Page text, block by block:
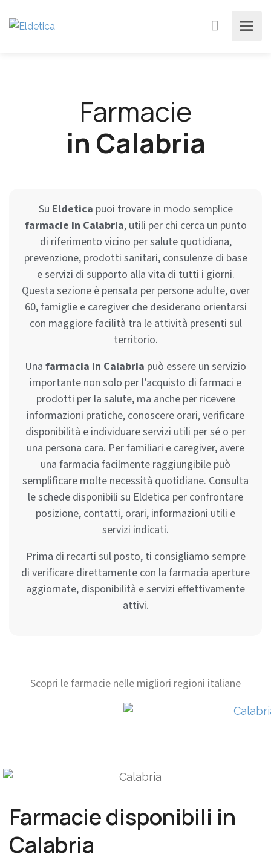
Farmacie
in Calabria
Su Eldetica puoi trovare in modo semplice
farmacie in Calabria, utili per chi cerca un punto
di riferimento vicino per salute quotidiana,
prevenzione, prodotti sanitari, consulenze di base
e servizi di supporto alla vita di tutti i giorni.
Questa sezione è pensata per persone adulte, over
60, famiglie e caregiver che desiderano orientarsi
con maggiore facilità tra le attività presenti sul
territorio.
Una farmacia in Calabria può essere un servizio
importante non solo per l’acquisto di farmaci e
prodotti per la salute, ma anche per ricevere
informazioni pratiche, conoscere orari, verificare
disponibilità e individuare servizi utili per sé o per
una persona cara. Per familiari e caregiver, avere
una farmacia facilmente raggiungibile può
semplificare molte necessità quotidiane. Consulta
le schede disponibili su Eldetica per confrontare
posizione, contatti, orari, informazioni utili e
servizi indicati.
Prima di recarti sul posto, ti consigliamo sempre
di verificare direttamente con la farmacia aperture
aggiornate, disponibilità e servizi effettivamente
attivi.
Scopri le farmacie nelle migliori regioni italiane
Farmacie disponibili in
Calabria